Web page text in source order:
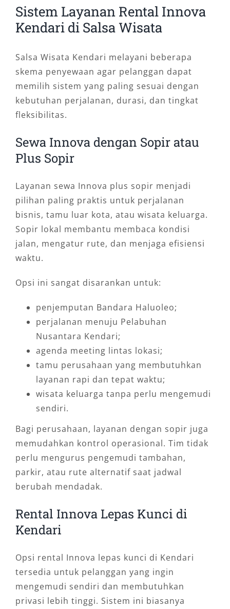
Sistem Layanan Rental Innova
Kendari di Salsa Wisata
Salsa Wisata Kendari melayani beberapa
skema penyewaan agar pelanggan dapat
memilih sistem yang paling sesuai dengan
kebutuhan perjalanan, durasi, dan tingkat
fleksibilitas.
Sewa Innova dengan Sopir atau
Plus Sopir
Layanan sewa Innova plus sopir menjadi
pilihan paling praktis untuk perjalanan
bisnis, tamu luar kota, atau wisata keluarga.
Sopir lokal membantu membaca kondisi
jalan, mengatur rute, dan menjaga efisiensi
waktu.
Opsi ini sangat disarankan untuk:
penjemputan Bandara Haluoleo;
perjalanan menuju Pelabuhan
Nusantara Kendari;
agenda meeting lintas lokasi;
tamu perusahaan yang membutuhkan
layanan rapi dan tepat waktu;
wisata keluarga tanpa perlu mengemudi
sendiri.
Bagi perusahaan, layanan dengan sopir juga
memudahkan kontrol operasional. Tim tidak
perlu mengurus pengemudi tambahan,
parkir, atau rute alternatif saat jadwal
berubah mendadak.
Rental Innova Lepas Kunci di
Kendari
Opsi rental Innova lepas kunci di Kendari
tersedia untuk pelanggan yang ingin
mengemudi sendiri dan membutuhkan
privasi lebih tinggi. Sistem ini biasanya